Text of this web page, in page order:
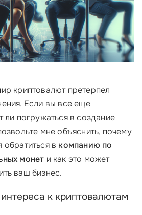
криптовалют претерпел
Если вы все еще
ли погружаться в создание
мне объяснить, почему
в компанию по
монет и как это может
ваш бизнес.
к криптовалютам